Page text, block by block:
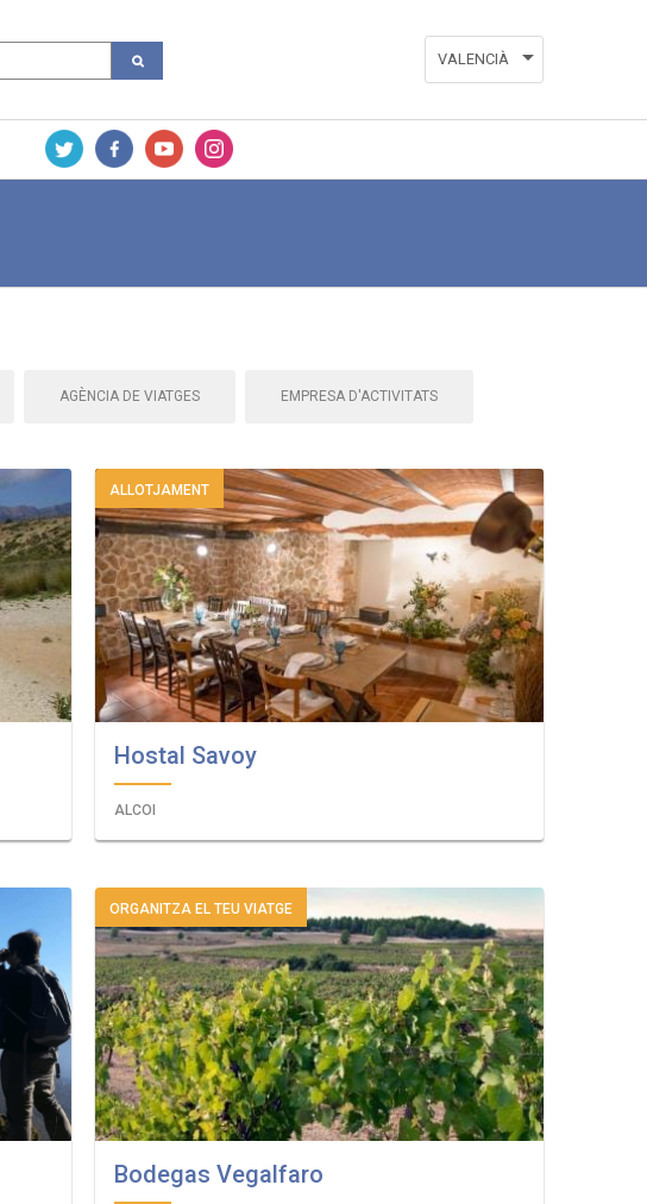
VALENCIÀ
AGÈNCIA DE VIATGES EMPRESA D'ACTIVITATS
ALLOTJAMENT
Hostal Savoy
ALCOI
ORGANITZA EL TEU VIATGE
Bodegas Vegalfaro